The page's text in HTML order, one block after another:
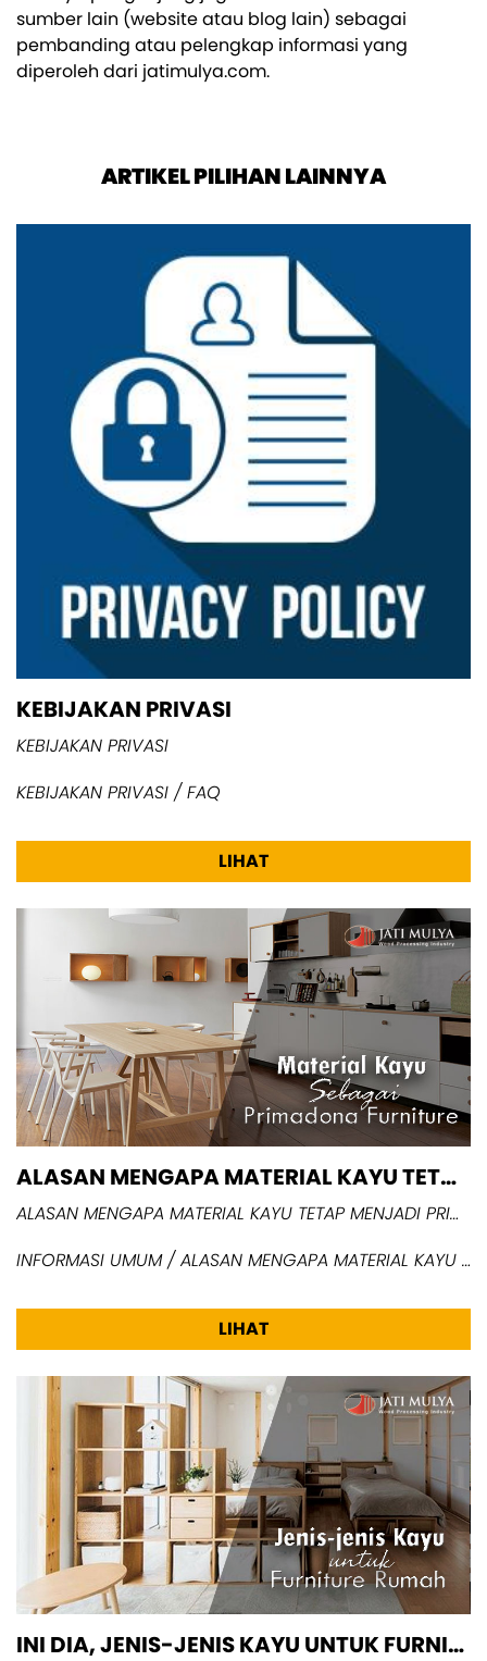
sumber lain (website atau blog lain) sebagai
pembanding atau pelengkap informasi yang
diperoleh dari jatimulya.com.
ARTIKEL PILIHAN LAINNYA
KEBIJAKAN PRIVASI
KEBIJAKAN PRIVASI
KEBIJAKAN PRIVASI / FAQ
LIHAT
ALASAN MENGAPA MATERIAL KAYU TETAP MENJADI PRIMADONA FURNITUR HUNIAN
ALASAN MENGAPA MATERIAL KAYU TETAP MENJADI PRIMADONA FURNITUR HUNIAN
INFORMASI UMUM / ALASAN MENGAPA MATERIAL KAYU TETAP MENJADI PRIMADONA FURNITUR HUNIAN
LIHAT
INI DIA, JENIS-JENIS KAYU UNTUK FURNITUR RUMAH YANG PERLU ANDA KETAHUI